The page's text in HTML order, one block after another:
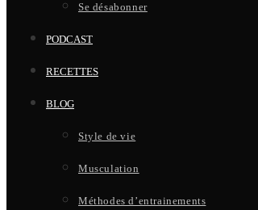
Se désabonner
PODCAST
RECETTES
BLOG
Style de vie
Musculation
Méthodes d’entrainements